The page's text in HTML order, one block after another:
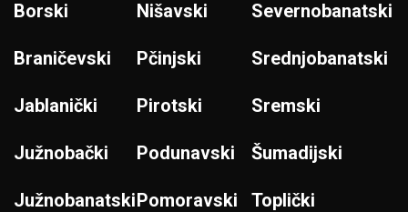
Borski
Braničevski
Jablanički
Južnobački
Južnobanatski
Nišavski
Pčinjski
Pirotski
Podunavski
Pomoravski
Severnobanatski
Srednjobanatski
Sremski
Šumadijski
Toplički